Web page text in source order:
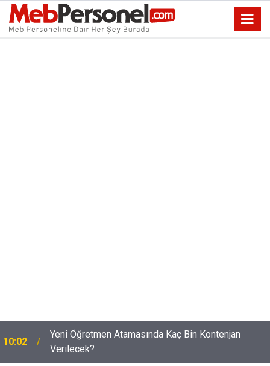
09:32
O İşlem Yapılmazsa Öğretmenlerin Özür Grubu
Tercihleri Geçersiz Sayılacak